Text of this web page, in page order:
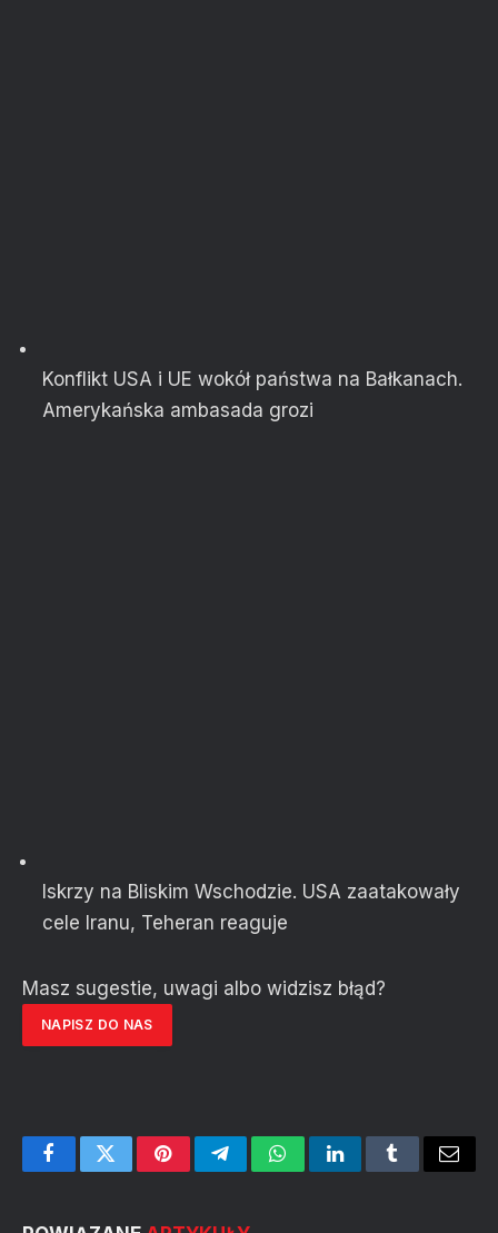
Konflikt USA i UE wokół państwa na Bałkanach.
Amerykańska ambasada grozi
Iskrzy na Bliskim Wschodzie. USA zaatakowały
cele Iranu, Teheran reaguje
Masz sugestie, uwagi albo widzisz błąd?
NAPISZ DO NAS
FacebookTwitterPinterestTelegramWhatsAppLinkedInTumblrEmail